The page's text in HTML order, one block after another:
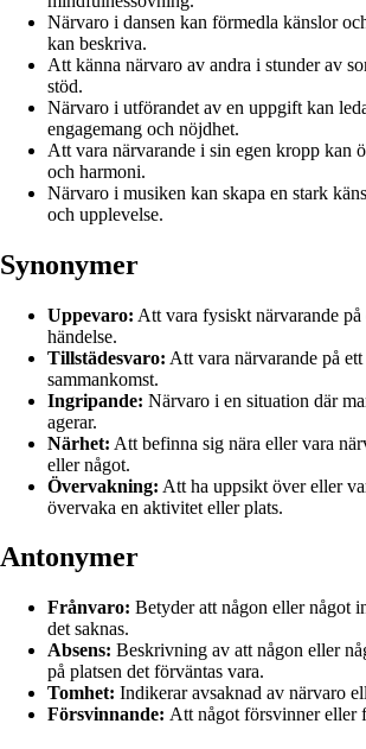
Närvaro i dansen kan förmedla känslor
kan beskriva.
Att känna närvaro av andra i stunder av
stöd.
Närvaro i utförandet av en uppgift kan
engagemang och nöjdhet.
Att vara närvarande i sin egen kropp kan
och harmoni.
Närvaro i musiken kan skapa en stark
och upplevelse.
Synonymer
Uppevaro: Att vara fysiskt närvarande
händelse.
Tillstädesvaro: Att vara närvarande på
sammankomst.
Ingripande: Närvaro i en situation där
agerar.
Närhet: Att befinna sig nära eller vara
eller något.
Övervakning: Att ha uppsikt över eller
övervaka en aktivitet eller plats.
Antonymer
Frånvaro: Betyder att någon eller något
det saknas.
Absens: Beskrivning av att någon eller
på platsen det förväntas vara.
Tomhet: Indikerar avsaknad av närvaro
Försvinnande: Att något försvinner eller